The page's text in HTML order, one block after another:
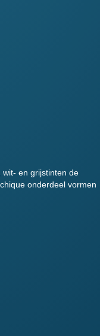
en grijstinten de
onderdeel vormen